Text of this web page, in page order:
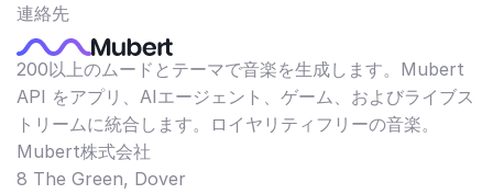
連絡先
200以上のムードとテーマで音楽を生成します。Mubert
API をアプリ、AIエージェント、ゲーム、およびライブス
トリームに統合します。ロイヤリティフリーの音楽。
Mubert株式会社
8 The Green, Dover